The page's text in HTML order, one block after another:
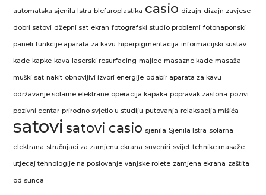
automatska sjenila Istra blefaroplastika casio dizajn dizajn zavjese
dobri satovi džepni sat ekran fotografski studio problemi fotonaponski
paneli funkcije aparata za kavu hiperpigmentacija informacijski sustav
kade kapke kava laserski resurfacing majice masazne kade masaža
muški sat nakit obnovljivi izvori energije odabir aparata za kavu
održavanje solarne elektrane operacija kapaka popravak zaslona pozivi
pozivni centar prirodno svjetlo u studiju putovanja relaksacija mišića
satovi satovi casio sjenila Sjenila Istra solarna
elektrana stručnjaci za zamjenu ekrana suveniri svijet tehnike masaže
utjecaj tehnologije na poslovanje vanjske rolete zamjena ekrana zaštita
od sunca